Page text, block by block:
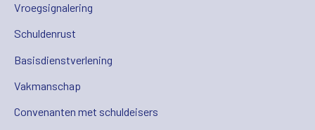
Vroegsignalering
Schuldenrust
Basisdienstverlening
Vakmanschap
Convenanten met schuldeisers